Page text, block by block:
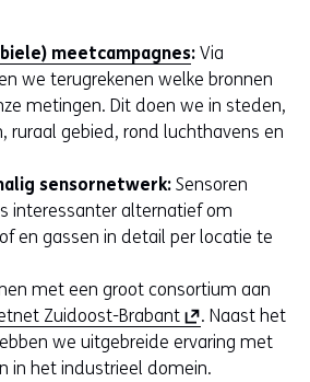
meetcampagnes: Via
we terugrekenen welke bronnen
metingen. Dit doen we in steden,
ruraal gebied, rond luchthavens en
sensornetwerk: Sensoren
interessanter alternatief om
en gassen in detail per locatie te
met een groot consortium aan
Zuidoost-Brabant(
o
p
. Naast het
we uitgebreide ervaring met
in het industrieel domein.